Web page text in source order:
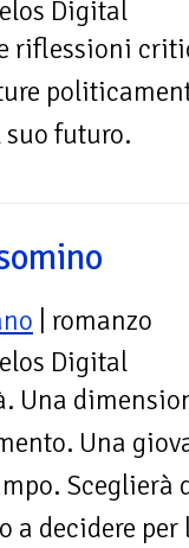
Digital
riflessioni
futuro.
| romanzo
Digital
Una
Una
Sceglierà
a decidere